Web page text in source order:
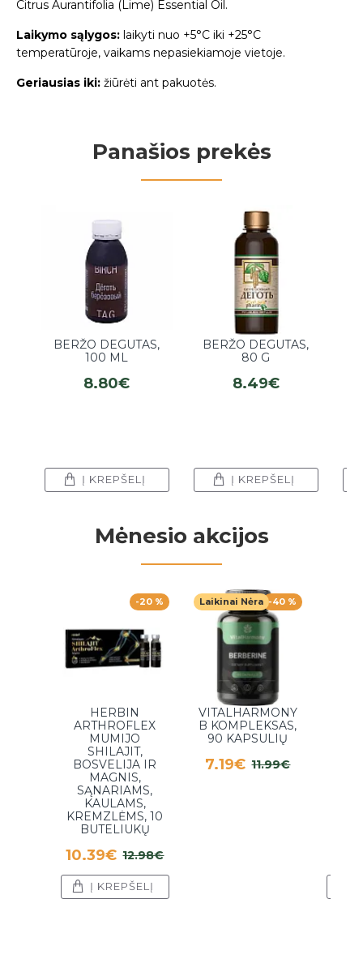
Citrus Aurantifolia (Lime) Essential Oil.
Laikymo sąlygos: laikyti nuo +5°C iki +25°C
temperatūroje, vaikams nepasiekiamoje vietoje.
Geriausias iki: žiūrėti ant pakuotės.
Panašios prekės
BERŽO DEGUTAS,
100 ML
8.80€
Į KREPŠELĮ
BERŽO DEGUTAS,
80 G
8.49€
Į KREPŠELĮ
Mėnesio akcijos
-20 %
HERBIN
ARTHROFLEX
MUMIJO
SHILAJIT,
BOSVELIJA IR
MAGNIS,
SĄNARIAMS,
KAULAMS,
KREMZLĖMS, 10
BUTELIUKŲ
10.39€ 12.98€
Į KREPŠELĮ
-40 %
Laikinai Nėra
VITALHARMONY
B KOMPLEKSAS,
90 KAPSULIŲ
7.19€ 11.99€